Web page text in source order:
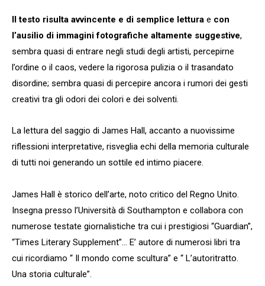
Il testo risulta avvincente e di semplice lettura e con
l’ausilio di immagini fotografiche altamente suggestive,
sembra quasi di entrare negli studi degli artisti, percepirne
l’ordine o il caos, vedere la rigorosa pulizia o il trasandato
disordine; sembra quasi di percepire ancora i rumori dei gesti
creativi tra gli odori dei colori e dei solventi.
La lettura del saggio di James Hall, accanto a nuovissime
riflessioni interpretative, risveglia echi della memoria culturale
di tutti noi generando un sottile ed intimo piacere.
James Hall è storico dell’arte, noto critico del Regno Unito.
Insegna presso l’Università di Southampton e collabora con
numerose testate giornalistiche tra cui i prestigiosi “Guardian”,
“Times Literary Supplement”… E’ autore di numerosi libri tra
cui ricordiamo “ Il mondo come scultura” e “ L’autoritratto.
Una storia culturale”.